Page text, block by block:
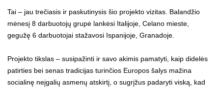
Tai – jau trečiasis ir paskutinysis šio projekto vizitas. Balandžio
mėnesį 8 darbuotojų grupė lankėsi Italijoje, Celano mieste,
gegužę 6 darbuotojai stažavosi Ispanijoje, Granadoje.
Projekto tikslas – susipažinti ir savo akimis pamatyti, kaip didelės
patirties bei senas tradicijas turinčios Europos šalys mažina
socialinę neįgalių asmenų atskirtį, o sugrįžus padaryti viską, kad